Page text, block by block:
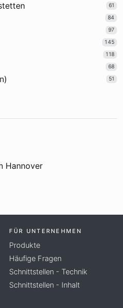
61
84
97
145
118
68
51
Hannover
FÜR UNTERNEHMEN
Produkte
Häufige Fragen
Schnittstellen - Technik
Schnittstellen - Inhalt